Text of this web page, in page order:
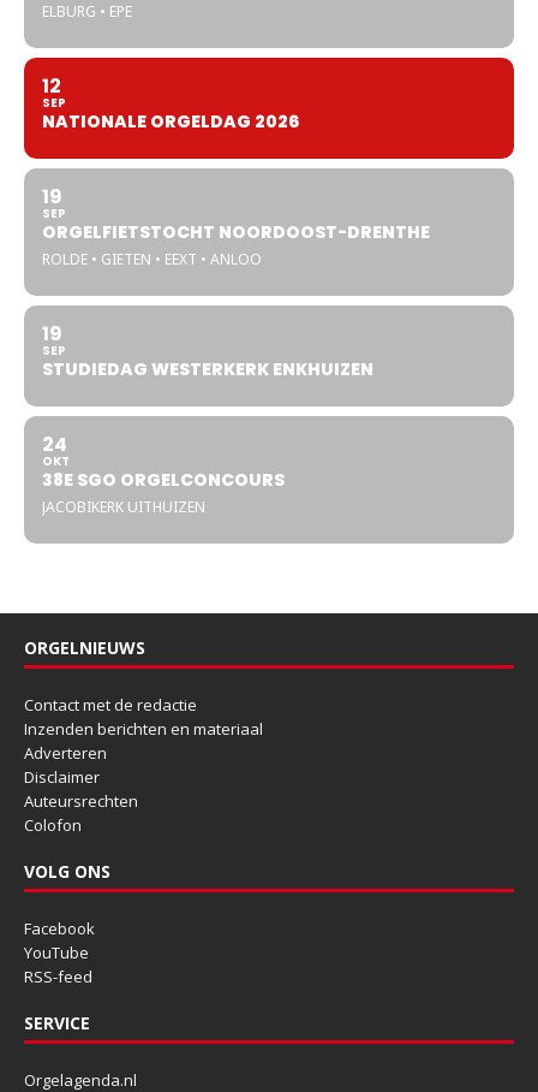
ELBURG • EPE
12
SEP
NATIONALE ORGELDAG 2026
19
SEP
ORGELFIETSTOCHT NOORDOOST-DRENTHE
ROLDE • GIETEN • EEXT • ANLOO
19
SEP
STUDIEDAG WESTERKERK ENKHUIZEN
24
OKT
38E SGO ORGELCONCOURS
JACOBIKERK UITHUIZEN
ORGELNIEUWS
Contact met de redactie
Inzenden berichten en materiaal
Adverteren
Disclaimer
Auteursrechten
Colofon
VOLG ONS
Facebook
YouTube
RSS-feed
SERVICE
Orgelagenda.nl